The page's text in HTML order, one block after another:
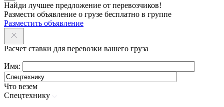
Найди лучшее предложение от перевозчиков!
Размести объявление о грузе бесплатно в группе
Разместить объявление
Расчет ставки для перевозки вашего груза
Имя:
Что везем
Спецтехнику